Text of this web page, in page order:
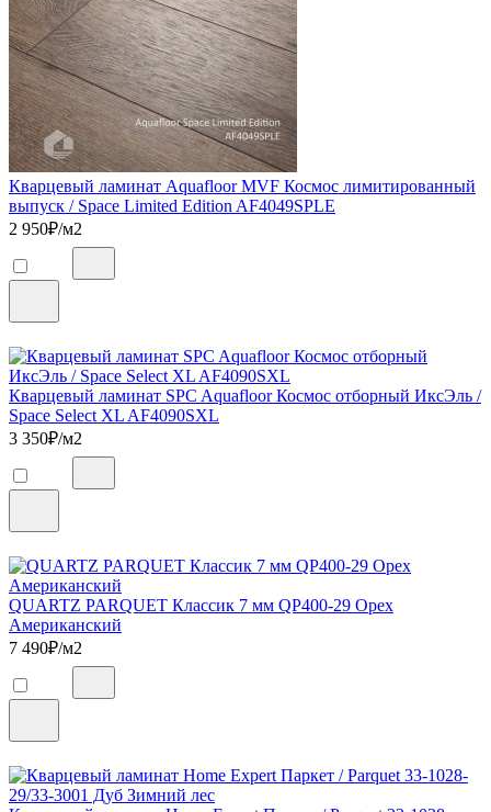
Кварцевый ламинат Aquafloor MVF Космос лимитированный
выпуск / Space Limited Edition AF4049SPLE
2 950₽/м2
Кварцевый ламинат SPC Aquafloor Космос отборный ИксЭль /
Space Select XL AF4090SXL
3 350₽/м2
QUARTZ PARQUET Классик 7 мм QP400-29 Орех
Американский
7 490₽/м2